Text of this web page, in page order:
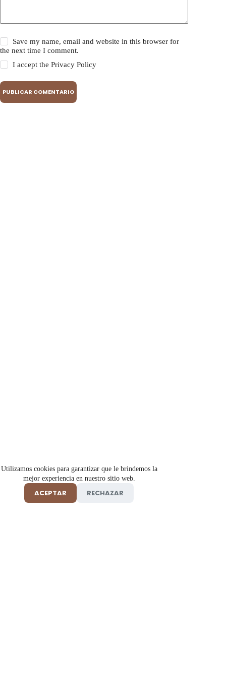
Utilizamos cookies para garantizar que le brindemos la
mejor experiencia en nuestro sitio web.
ACEPTAR RECHAZAR
Save my name, email and website in this browser for
the next time I comment.
I accept thePrivacy Policy
PUBLICAR COMENTARIO